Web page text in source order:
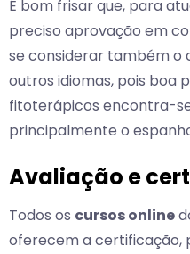
É bom frisar que, para
preciso aprovação em
se considerar também o
outros idiomas, pois boa
fitoterápicos encontra-
principalmente o
Avaliação e
Todos os cursos online
oferecem a certificação,